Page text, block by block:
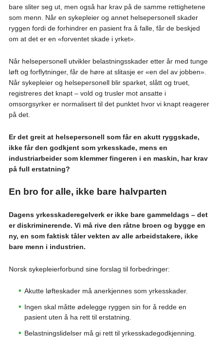
bare sliter seg ut, men også har krav på de samme rettighetene
som menn. Når en sykepleier og annet helsepersonell skader
ryggen fordi de forhindrer en pasient fra å falle, får de beskjed
om at det er en «forventet skade i yrket».
Når helsepersonell utvikler belastningsskader etter år med tunge
løft og forflytninger, får de høre at slitasje er «en del av jobben».
Når sykepleier og helsepersonell blir sparket, slått og truet,
registreres det knapt – vold og trusler mot ansatte i
omsorgsyrker er normalisert til det punktet hvor vi knapt reagerer
på det.
Er det greit at helsepersonell som får en akutt ryggskade,
ikke får den godkjent som yrkesskade, mens en
industriarbeider som klemmer fingeren i en maskin, har krav
på full erstatning?
En bro for alle, ikke bare halvparten
Dagens yrkesskaderegelverk er ikke bare gammeldags – det
er diskriminerende. Vi må rive den råtne broen og bygge en
ny, en som faktisk tåler vekten av alle arbeidstakere, ikke
bare menn i industrien.
Norsk sykepleierforbund sine forslag til forbedringer:
Akutte løfteskader må anerkjennes som yrkesskader.
Ingen skal måtte ødelegge ryggen sin for å redde en
pasient uten å ha rett til erstatning.
Belastningslidelser må gi rett til yrkesskadegodkjenning.